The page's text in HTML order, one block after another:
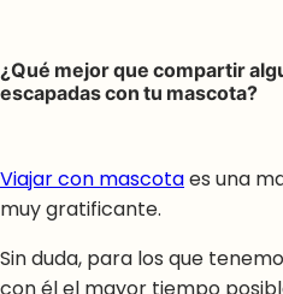
¿Qué mejor que compartir
escapadas con tu mascota?
Viajar con mascotaes una
muy gratificante.
Sin duda, para los que